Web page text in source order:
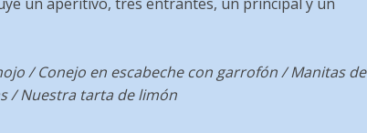
/ Conejo en escabeche con garrofón / Manitas de
/ Nuestra tarta de limón